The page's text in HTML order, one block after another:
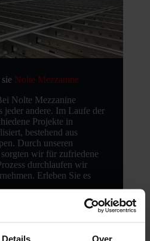
Details Over
Nolte Mezzanine
Nolte Mezzanine
jeder andere. Im Laufe der
Projekte in
bestehend aus
Durch unseren
wir für zufriedene
durchlaufen wir
Erleben Sie es